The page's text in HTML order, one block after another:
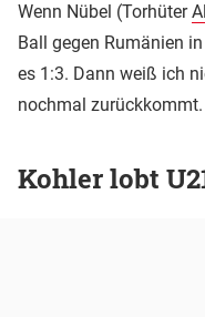
Wenn Nübel (Torhüter
Ball gegen Rumänien
es 1:3. Dann weiß ich
nochmal zurückkommt.
Kohler lobt